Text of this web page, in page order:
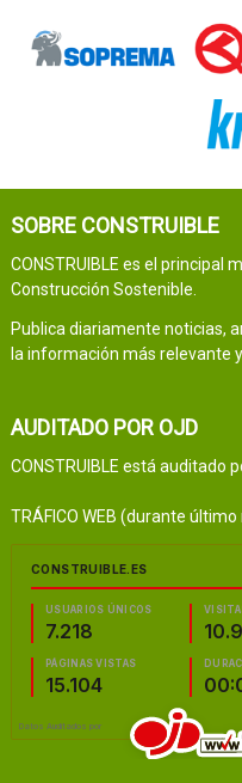
SOBRE CONSTRUIBLE
CONSTRUIBLE es el principal
Construcción Sostenible.
Publica diariamente noticias,
la información más relevante
AUDITADO POR OJD
CONSTRUIBLE está auditado
TRÁFICO WEB (durante